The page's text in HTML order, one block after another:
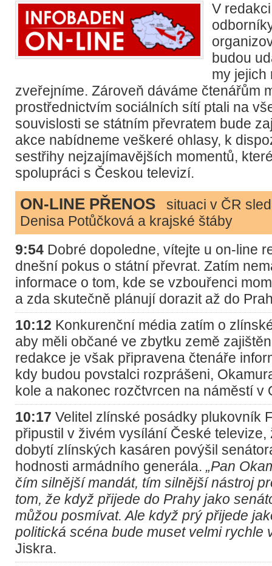
V
budou
my jejich
zveřejníme. Zároveň dáváme čtenářům
prostřednictvím sociálních sítí ptali na
souvislosti se státním převratem bude
akce nabídneme veškeré ohlasy, k
sestřihy nejzajímavějších momentů,
spolupráci s Českou televizí.
ON-LINE PŘENOS situaci v ČR
Denisa Potůčková a krajské štáby
9:54 Dobré dopoledne, vítejte u on-line
dnešní pokus o státní převrat. Zatím
informace o tom, kde se vzbouřenci
a zda skutečně plánují dorazit až do
10:12 Konkurenční média zatím o
aby měli občané ve zbytku země
redakce je však připravena čtenáře
kdy budou povstalci rozprášeni,
kole a nakonec rozčtvrcen na náměstí v
10:17 Velitel zlínské posádky plukovník
připustil v živém vysílání České televize,
dobytí zlínských kasáren povýšil
hodnosti armádního generála. „Pan
čím silnější mandát, tím silnější nástroj
tom, že když přijede do Prahy jako
můžou posmívat. Ale když prý přijede
politická scéna bude muset velmi rychle
Jiskra.